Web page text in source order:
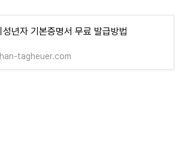
성년자 기본증명서 무료 발급방법
tagheuer.com